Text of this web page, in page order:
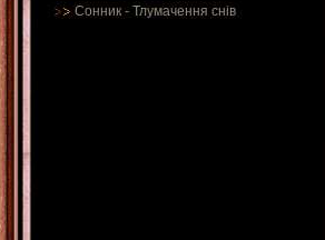
Сонник - Тлумачення снів